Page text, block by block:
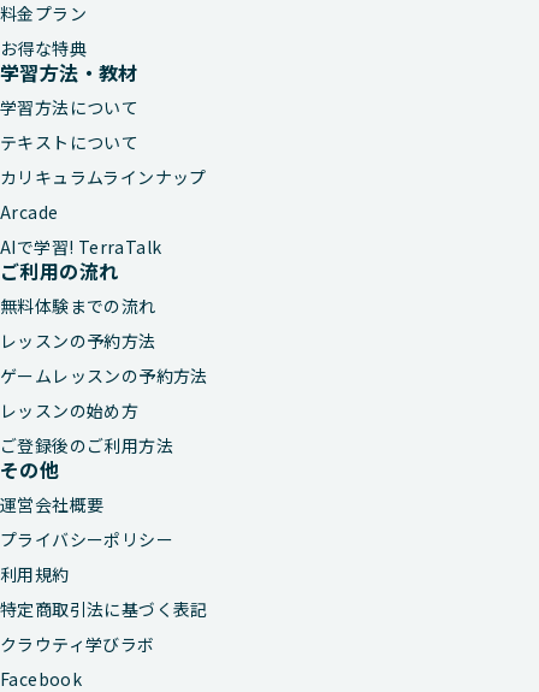
料金プラン
お得な特典
学習方法・教材
学習方法について
テキストについて
カリキュラムラインナップ
Arcade
AIで学習! TerraTalk
ご利用の流れ
無料体験までの流れ
レッスンの予約方法
ゲームレッスンの予約方法
レッスンの始め方
ご登録後のご利用方法
その他
運営会社概要
プライバシーポリシー
利用規約
特定商取引法に基づく表記
クラウティ学びラボ
Facebook